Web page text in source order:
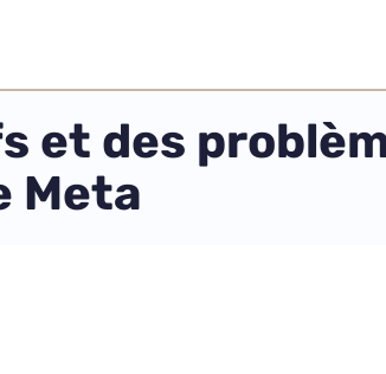
et des
Meta